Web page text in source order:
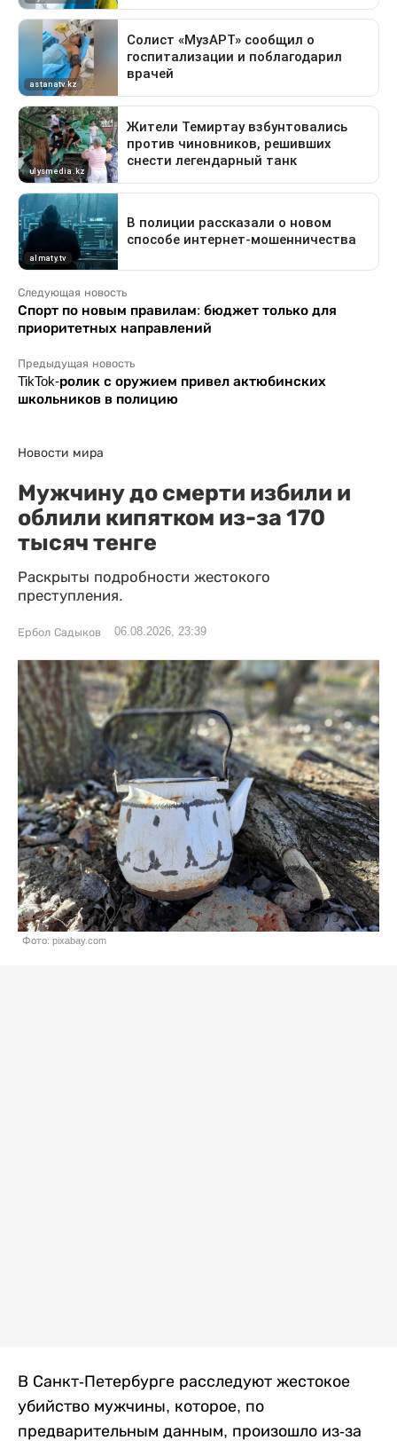
Следующая новость
Спорт по новым правилам: бюджет только для
приоритетных направлений
Предыдущая новость
TikTok-ролик с оружием привел актюбинских
школьников в полицию
Новости мира
Мужчину до смерти избили и
облили кипятком из-за 170
тысяч тенге
Раскрыты подробности жестокого
преступления.
Ербол Садыков 06.08.2026, 23:39
Фото: pixabay.com
В Санкт-Петербурге расследуют жестокое
убийство мужчины, которое, по
предварительным данным, произошло из-за